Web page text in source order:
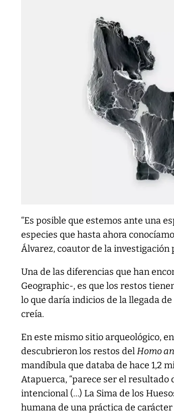
“Es posible que estemos ante una
especies que hasta ahora
Álvarez, coautor de la investigación
Una de las diferencias que han
Geographic-, es que los restos
lo que daría indicios de la llegada
creía.
En este mismo sitio arqueológico,
descubrieron los restos delHomo
mandíbula que databa de hace 1,2
Atapuerca, “parece ser el
intencional (…) La Sima de los
humana de una práctica de carácter